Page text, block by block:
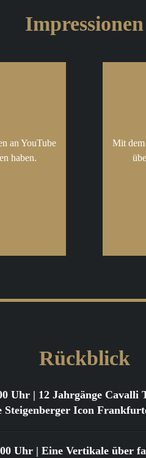
Impressionen
an YouTube
haben.
Mit dem
Rückblick
Uhr | 12 Jahrgänge Cavalli
Icon
Uhr | Eine Vertikale über